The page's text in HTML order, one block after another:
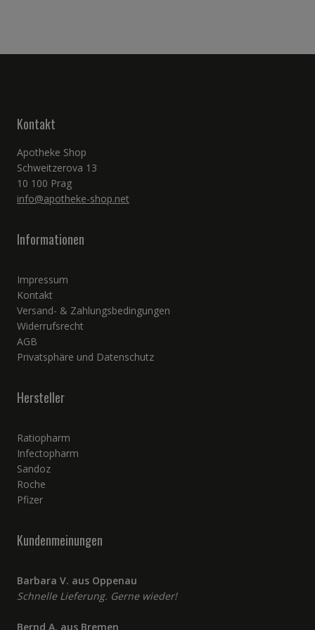
Kontakt
Apotheke Shop
Schweitzerova 13
10 100 Prag
info@apotheke-shop.net
Informationen
Impressum
Kontakt
Versand- & Zahlungsbedingungen
Widerrufsrecht
AGB
Privatsphäre und Datenschutz
Hersteller
Ratiopharm
Infectopharm
Sandoz
Roche
Pfizer
Kundenmeinungen
Barbara V. aus Oppenau
Schnelle Lieferung. Gerne wieder!
Bernd A. aus Bremen